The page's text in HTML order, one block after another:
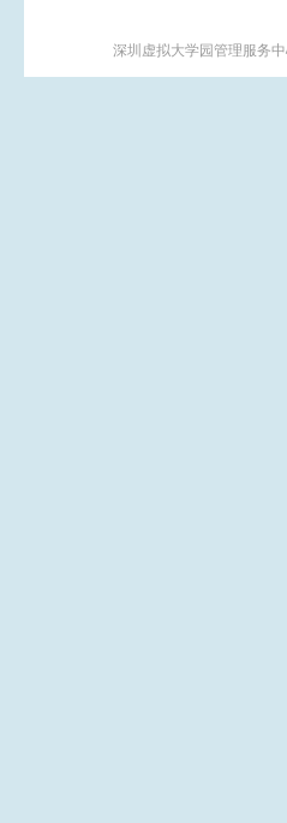
深圳虚拟大学园管理服务